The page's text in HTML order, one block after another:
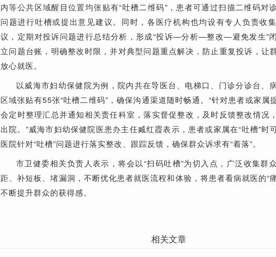
内等公共区域醒目位置均张贴有“吐槽二维码”，患者可通过扫描二维码对
问题进行吐槽或提出意见建议。同时，各医疗机构也均设有专人负责收
议，定期对投诉问题进行总结分析，形成“投诉—分析—整改—避免发生”
立问题台账，明确整改时限，并对典型问题重点解决，防止重复投诉，让
放心就医。
以威海市妇幼保健院为例，院内共在导医台、电梯口、门诊分诊台、
区域张贴有55张“吐槽二维码”，确保沟通渠道随时畅通。“针对患者或家属
会定时整理汇总并通知相关责任科室，落实督促整改，及时反馈整改情况
出院。”威海市妇幼保健院医患办主任臧红霞表示，患者或家属在“吐槽”时
医院针对“吐槽”问题进行落实整改、跟踪反馈，确保群众诉求有“着落”。
市卫健委相关负责人表示，将会以“扫码吐槽”为切入点，广泛收集群
距、补短板、堵漏洞，不断优化患者就医流程和体验，将患者看病就医的“痛
不断提升群众的获得感。
相关文章